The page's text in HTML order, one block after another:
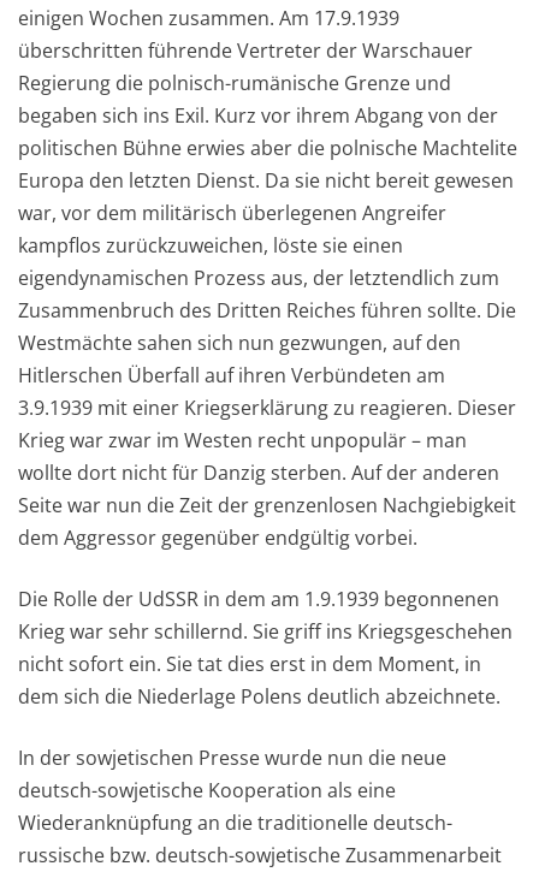
einigen Wochen zusammen. Am 17.9.1939
überschritten führende Vertreter der Warschauer
Regierung die polnisch-rumänische Grenze und
begaben sich ins Exil. Kurz vor ihrem Abgang von der
politischen Bühne erwies aber die polnische Machtelite
Europa den letzten Dienst. Da sie nicht bereit gewesen
war, vor dem militärisch überlegenen Angreifer
kampflos zurückzuweichen, löste sie einen
eigendynamischen Prozess aus, der letztendlich zum
Zusammenbruch des Dritten Reiches führen sollte. Die
Westmächte sahen sich nun gezwungen, auf den
Hitlerschen Überfall auf ihren Verbündeten am
3.9.1939 mit einer Kriegserklärung zu reagieren. Dieser
Krieg war zwar im Westen recht unpopulär – man
wollte dort nicht für Danzig sterben. Auf der anderen
Seite war nun die Zeit der grenzenlosen Nachgiebigkeit
dem Aggressor gegenüber endgültig vorbei.
Die Rolle der UdSSR in dem am 1.9.1939 begonnenen
Krieg war sehr schillernd. Sie griff ins Kriegsgeschehen
nicht sofort ein. Sie tat dies erst in dem Moment, in
dem sich die Niederlage Polens deutlich abzeichnete.
In der sowjetischen Presse wurde nun die neue
deutsch-sowjetische Kooperation als eine
Wiederanknüpfung an die traditionelle deutsch-
russische bzw. deutsch-sowjetische Zusammenarbeit